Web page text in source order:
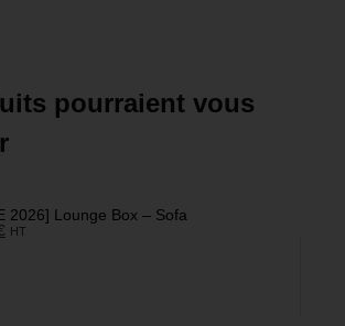
pourraient vous
2026] Lounge Box – Sofa
HT